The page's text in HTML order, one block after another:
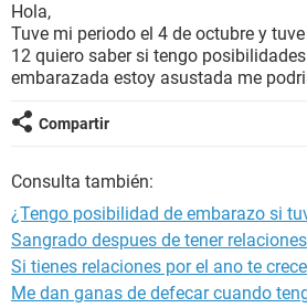
SEXUALIDAD
Hola,
Tuve mi periodo el 4 de octubre y
12 quiero saber si tengo
embarazada estoy asustada me
Compartir
Consulta también:
¿Tengo posibilidad de embarazo si
Sangrado despues de tener relaciones
Si tienes relaciones por el ano te crece
Me dan ganas de defecar cuando